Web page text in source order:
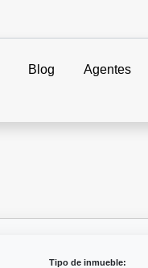
Blog Agentes
Tipo de inmueble: